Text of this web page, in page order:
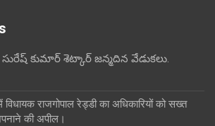
కుమార్ శెట్కార్ జన్మదిన వేడుకలు.
राजगोपाल रेड्डी का अधिकारियों को सख्त
की अपील।